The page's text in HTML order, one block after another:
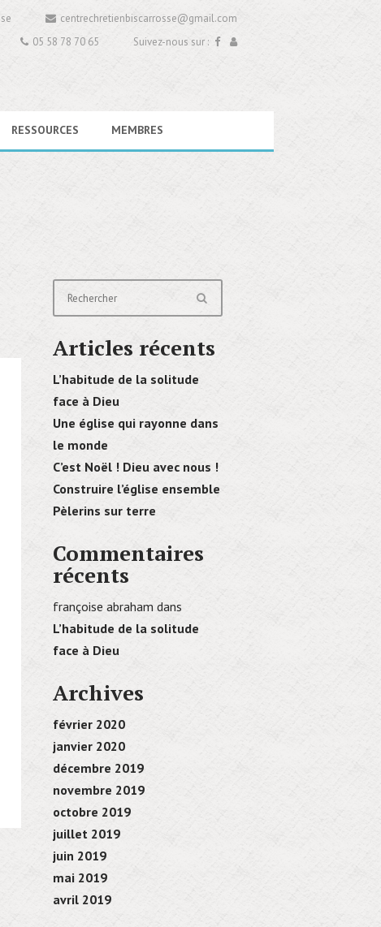
centrechretienbiscarrosse@gmail.com
05 58 78 70 65
Suivez-nous sur :
RESSOURCES MEMBRES
Articles récents
L’habitude de la solitude
face à Dieu
Une église qui rayonne dans
le monde
C’est Noël ! Dieu avec nous !
Construire l’église ensemble
Pèlerins sur terre
Commentaires
récents
françoise abraham dans
L’habitude de la solitude
face à Dieu
Archives
février 2020
janvier 2020
décembre 2019
novembre 2019
octobre 2019
juillet 2019
juin 2019
mai 2019
avril 2019